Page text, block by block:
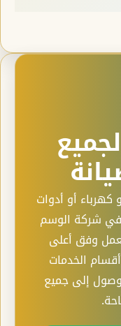
أو أدوات
في شركة الوسم
وفق أعلى
الخدمات
إلى جميع